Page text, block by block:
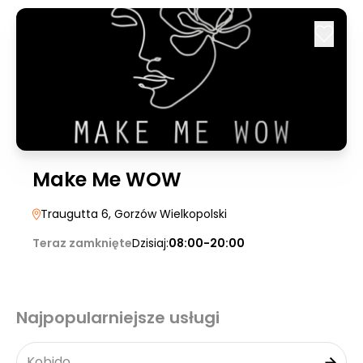
Make Me WOW
Traugutta 6, Gorzów Wielkopolski
Teraz zamknięteDzisiaj:08:00-20:00
Najpopularniejsze usługi